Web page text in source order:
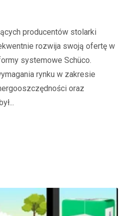
producentów stolarki
rozwija swoją ofertę w
systemowe Schüco.
rynku w zakresie
oraz